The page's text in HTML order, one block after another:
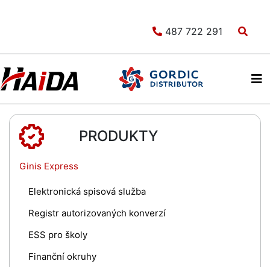
487 722 291
PRODUKTY
Ginis Express
Elektronická spisová služba
Registr autorizovaných konverzí
ESS pro školy
Finanční okruhy